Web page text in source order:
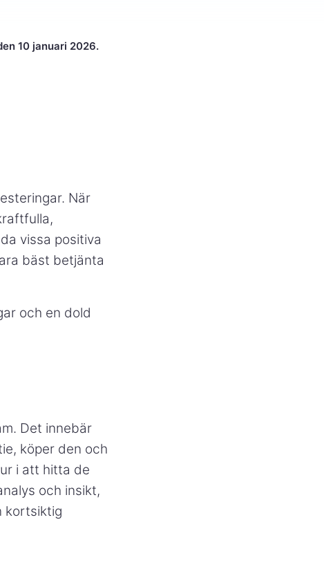
10 januari 2026.
När
vissa positiva
bäst betjänta
och en dold
Det innebär
köper den och
i att hitta de
och insikt,
kortsiktig